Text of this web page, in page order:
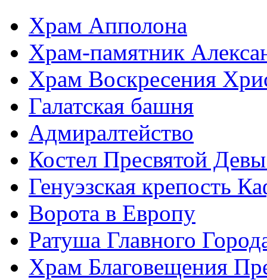
Храм Апполона
Храм-памятник
Храм Воскресения
Галатская башня
Адмиралтейство
Костел Пресвятой
Генуэзская крепость
Ворота в Европу
Ратуша Главного
Храм Благовещения